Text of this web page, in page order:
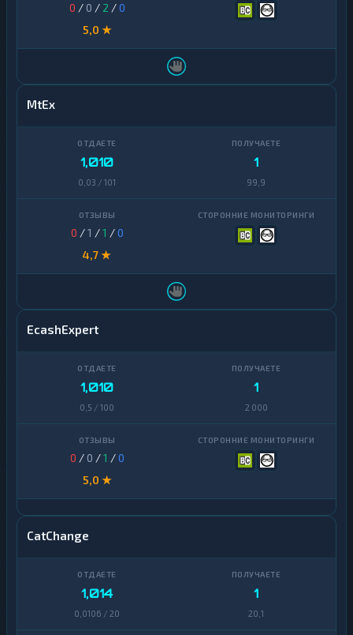
0 / 0 / 2 /0
5,0 ★
MtEx
1,010
0,03 / 101
1
99,9
0 /1 /1 /0
4,7 ★
EcashExpert
1,010
0,5 / 100
1
2 000
0 / 0 /1 /0
5,0 ★
CatChange
1,014
0,0106 / 20
1
20,1